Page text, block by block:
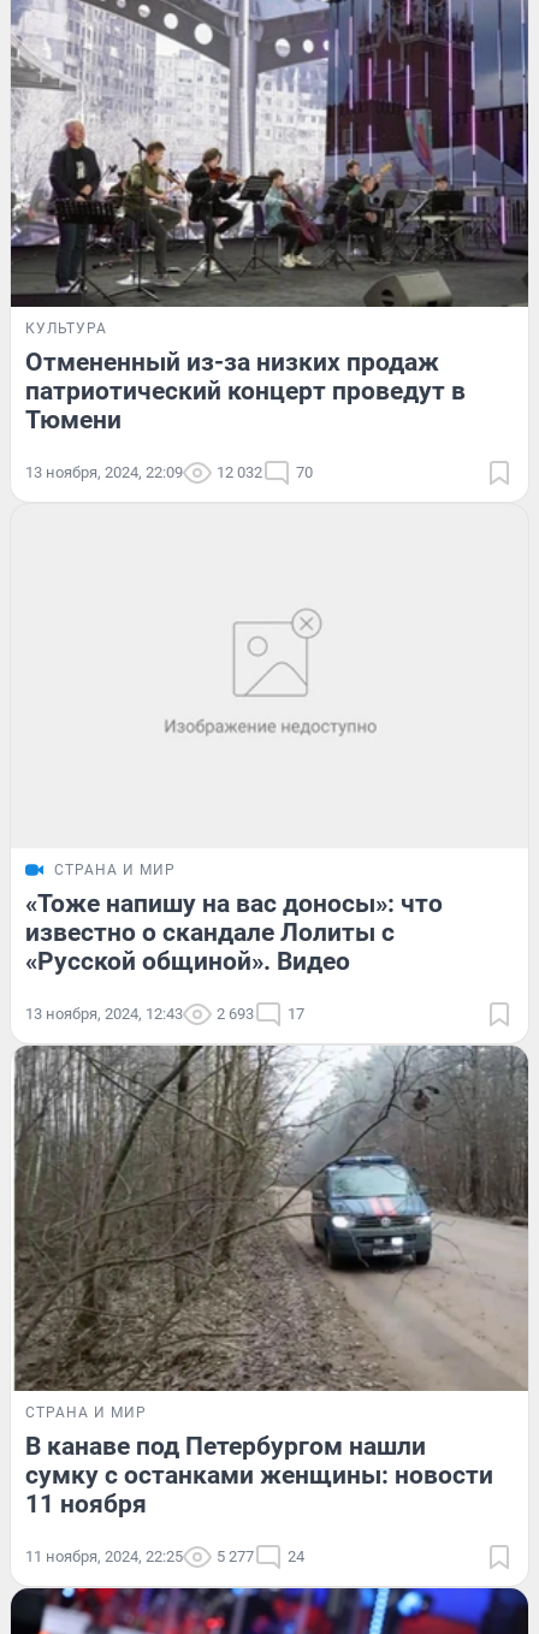
КУЛЬТУРА
Отмененный из-за низких продаж
патриотический концерт проведут в
Тюмени
13 ноября, 2024, 22:09 12 032 70
СТРАНА И МИР
«Тоже напишу на вас доносы»: что
известно о скандале Лолиты с
«Русской общиной». Видео
13 ноября, 2024, 12:43 2 693 17
СТРАНА И МИР
В канаве под Петербургом нашли
сумку с останками женщины: новости
11 ноября
11 ноября, 2024, 22:25 5 277 24